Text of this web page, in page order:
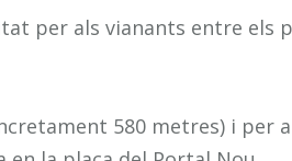
per als vianants entre els
580 metres) i per